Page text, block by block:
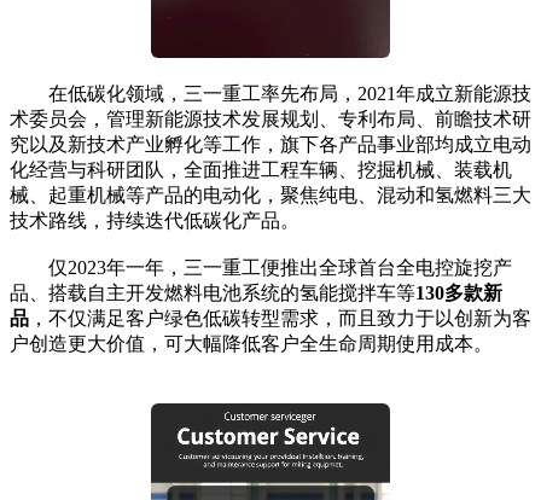
在低碳化领域，三一重工率先布局，2021年成立新能源技
术委员会，管理新能源技术发展规划、专利布局、前瞻技术研
究以及新技术产业孵化等工作，旗下各产品事业部均成立电动
化经营与科研团队，全面推进工程车辆、挖掘机械、装载机
械、起重机械等产品的电动化，聚焦纯电、混动和氢燃料三大
技术路线，持续迭代低碳化产品。
仅2023年一年，三一重工便推出全球首台全电控旋挖产
品、搭载自主开发燃料电池系统的氢能搅拌车等130多款新
品 ，不仅满足客户绿色低碳转型需求，而且致力于以创新为客
户创造更大价值，可大幅降低客户全生命周期使用成本。